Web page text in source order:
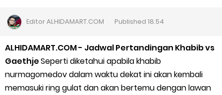
Cara Ping DNS Server Gojek Gopartner
Cara Mudah Melihat Nomor Shopeepay Sendiri dan Orang Lain
EditorALHIDAMART.COM Published 18.54
ALHIDAMART.COM - Jadwal Pertandingan Khabib vs
GaethjeSeperti diketahui apabila khabib
nurmagomedov dalam waktu dekat ini akan kembali
memasuki ring gulat dan akan bertemu dengan lawan